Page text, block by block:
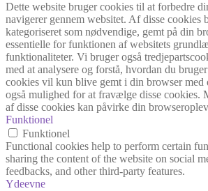
Dette website bruger cookies til at forbedre
navigerer gennem websitet. Af disse cookies
kategoriseret som nødvendige, gemt på din
essentielle for funktionen af websitets
funktionaliteter. Vi bruger også
med at analysere og forstå, hvordan du
cookies vil kun blive gemt i din browser med
også mulighed for at fravælge disse cookies.
af disse cookies kan påvirke din
Funktionel
Funktionel
Functional cookies help to perform certain
sharing the content of the website on social
feedbacks, and other third-party features.
Ydeevne